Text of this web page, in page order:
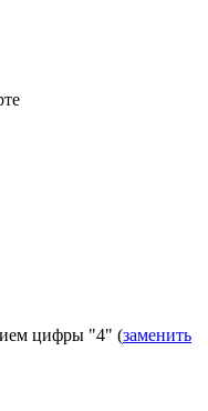
цифры "4" (заменить